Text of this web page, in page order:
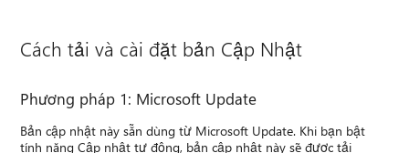
Cách tải và cài đặt bản Cập Nhật
Phương pháp 1: Microsoft Update
Bản cập nhật này sẵn dùng từ Microsoft Update. Khi bạn bật
tính năng Cập nhật tự động, bản cập nhật này sẽ được tải